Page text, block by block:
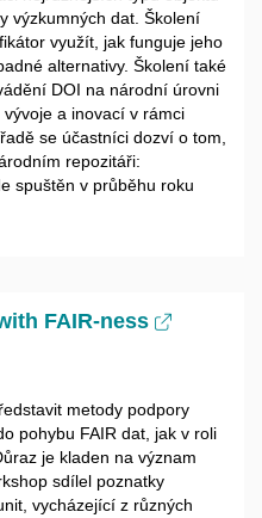
výzkumných dat. Školení
využít, jak funguje jeho
alternativy. Školení také
DOI na národní úrovni
a inovací v rámci
se účastníci dozví o tom,
repozitáři:
spuštěn v průběhu roku
FAIR-ness
metody podpory
pohybu FAIR dat, jak v roli
je kladen na význam
sdílel poznatky
vycházející z různých